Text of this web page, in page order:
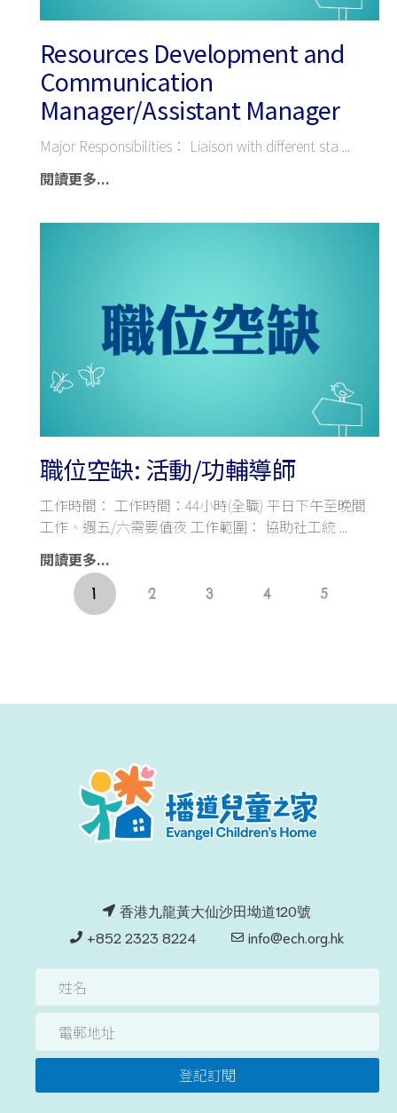
Resources Development and
Communication
Manager/Assistant Manager
Major Responsibilities： Liaison with different sta
閱讀更多...
職位空缺: 活動/功輔導師
工作時間： 工作時間：44小時(全職) 平日下午至晚間
工作、週五/六需要值夜 工作範圍： 協助社工統
閱讀更多...
1 2 3 4 5
香港九龍黃大仙沙田坳道120號
+852 2323 8224
info@ech.org.hk
登記訂閱